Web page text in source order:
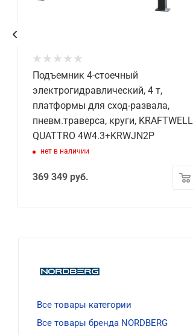
Подъемник 4-стоечный
электрогидравлический, 4 т,
платформы для сход-развала,
пневм.траверса, круги, KRAFTWELL
QUATTRO 4W4.3+KRWJN2P
нет в наличии
369 349 руб.
Все товары категории
Все товары бренда NORDBERG